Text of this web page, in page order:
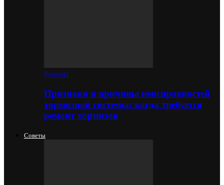
Ремонт
Признаки и причины неисправностей
тормозной системы: когда требуется
ремонт тормозов
Советы